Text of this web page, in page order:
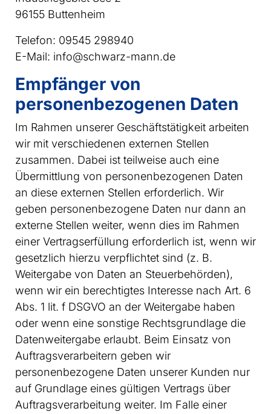
96155 Buttenheim
Telefon: 09545 298940
E-Mail: info@schwarz-mann.de
Empfänger von
personenbezogenen Daten
Im Rahmen unserer Geschäftstätigkeit arbeiten
wir mit verschiedenen externen Stellen
zusammen. Dabei ist teilweise auch eine
Übermittlung von personenbezogenen Daten
an diese externen Stellen erforderlich. Wir
geben personenbezogene Daten nur dann an
externe Stellen weiter, wenn dies im Rahmen
einer Vertragserfüllung erforderlich ist, wenn wir
gesetzlich hierzu verpflichtet sind (z. B.
Weitergabe von Daten an Steuerbehörden),
wenn wir ein berechtigtes Interesse nach Art. 6
Abs. 1 lit. f DSGVO an der Weitergabe haben
oder wenn eine sonstige Rechtsgrundlage die
Datenweitergabe erlaubt. Beim Einsatz von
Auftragsverarbeitern geben wir
personenbezogene Daten unserer Kunden nur
auf Grundlage eines gültigen Vertrags über
Auftragsverarbeitung weiter. Im Falle einer